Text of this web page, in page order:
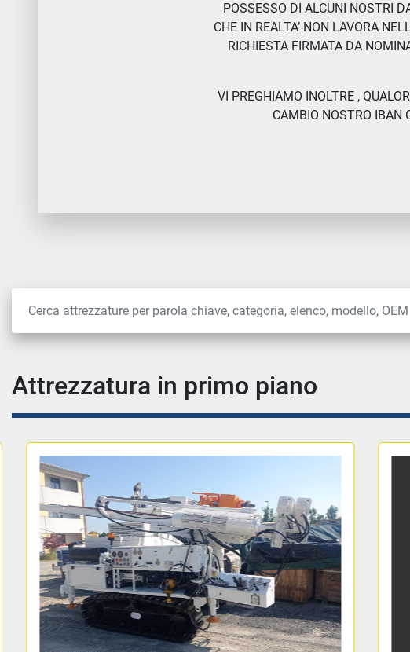
POSSESSO DI ALCUNI NOSTRI
CHE IN REALTA’ NON LAVORA
RICHIESTA FIRMATA DA
VI PREGHIAMO INOLTRE ,
CAMBIO NOSTRO IBAN
Attrezzatura in primo piano